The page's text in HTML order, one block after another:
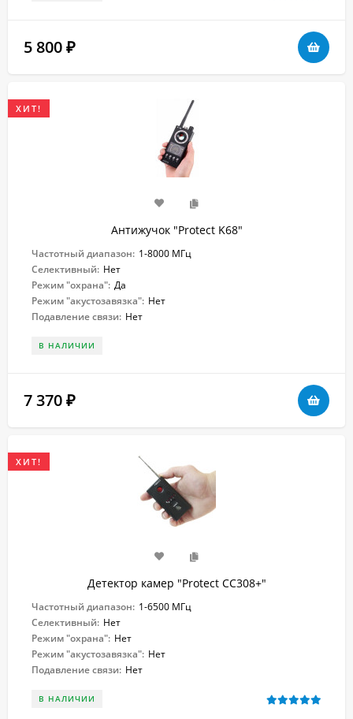
5 800 ₽
ХИТ!
Антижучок "Protect K68"
Частотный диапазон: 1-8000 МГц
Селективный: Нет
Режим "охрана": Да
Режим "акустозавязка": Нет
Подавление связи: Нет
В НАЛИЧИИ
7 370 ₽
ХИТ!
Детектор камер "Protect CC308+"
Частотный диапазон: 1-6500 МГц
Селективный: Нет
Режим "охрана": Нет
Режим "акустозавязка": Нет
Подавление связи: Нет
В НАЛИЧИИ